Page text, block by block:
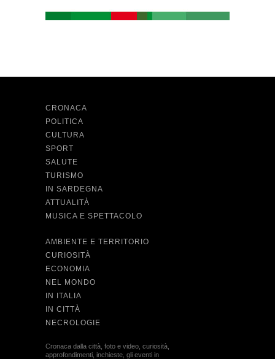
CRONACA
POLITICA
CULTURA
SPORT
SALUTE
TURISMO
IN SARDEGNA
ATTUALITÀ
MUSICA E SPETTACOLO
AMBIENTE E TERRITORIO
CURIOSITÀ
ECONOMIA
NEL MONDO
IN ITALIA
IN CITTÀ
NECROLOGIE
Cronaca dalla città, foto e video, curiosità,
approfondimenti, inchieste, gli eventi in